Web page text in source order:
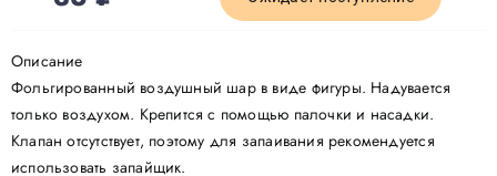
Политика конфиденциальности
Описание
Фольгированный воздушный шар в виде фигуры. Надувается
только воздухом. Крепится с помощью палочки и насадки.
Клапан отсутствует, поэтому для запаивания рекомендуется
использовать запайщик.